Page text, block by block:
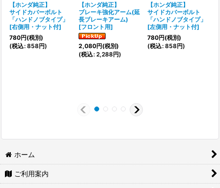
【ホンダ純正】
サイドカバーボルト
「ハンドノブタイプ」
[右側用・ナット付]
780円(税別)
(税込: 858円)
【ホンダ純正】
ブレーキ強化アーム(延
長ブレーキアーム)
[フロント用]
2,080円(税別)
(税込: 2,288円)
【ホンダ純正】
サイドカバーボルト
「ハンドノブタイプ」
[左側用・ナット付]
780円(税別)
(税込: 858円)
ホーム
ご利用案内